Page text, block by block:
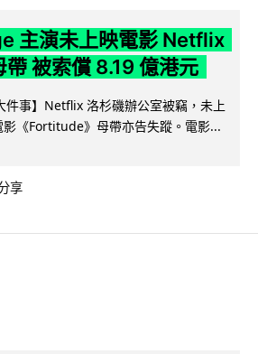
主演未上映電影 Netflix
被索償 8.19 億港元
件事】Netflix 洛杉磯辦公室被竊，未上
《Fortitude》母帶亦告失蹤。電影...
享